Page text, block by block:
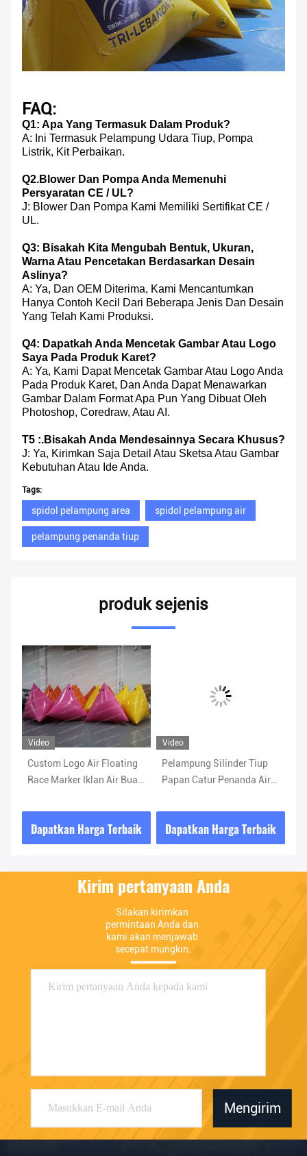
FAQ:
Q1: Apa Yang Termasuk Dalam Produk?
A: Ini Termasuk Pelampung Udara Tiup, Pompa
Listrik, Kit Perbaikan.
Q2.Blower Dan Pompa Anda Memenuhi
Persyaratan CE / UL?
J: Blower Dan Pompa Kami Memiliki Sertifikat CE /
UL.
Q3: Bisakah Kita Mengubah Bentuk, Ukuran,
Warna Atau Pencetakan Berdasarkan Desain
Aslinya?
A: Ya, Dan OEM Diterima, Kami Mencantumkan
Hanya Contoh Kecil Dari Beberapa Jenis Dan Desain
Yang Telah Kami Produksi.
Q4: Dapatkah Anda Mencetak Gambar Atau Logo
Saya Pada Produk Karet?
A: Ya, Kami Dapat Mencetak Gambar Atau Logo Anda
Pada Produk Karet, Dan Anda Dapat Menawarkan
Gambar Dalam Format Apa Pun Yang Dibuat Oleh
Photoshop, Coredraw, Atau AI.
T5 :.Bisakah Anda Mendesainnya Secara Khusus?
J: Ya, Kirimkan Saja Detail Atau Sketsa Atau Gambar
Kebutuhan Atau Ide Anda.
Tags:
spidol pelampung area spidol pelampung air
pelampung penanda tiup
produk sejenis
Video
Custom Logo Air Floating
Race Marker Iklan Air Buay
Menandai Buay Inflatable
untuk Penanda Balapan
Dapatkan Harga Terbaik
Video
Pelampung Silinder Tiup
Papan Catur Penanda Air
Dapatkan Harga Terbaik
Kirim pertanyaan Anda
Silakan kirimkan
permintaan Anda dan
kami akan menjawab
secepat mungkin.
Mengirim